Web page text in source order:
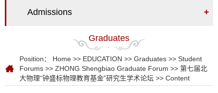
Admissions +
Graduates
Position： Home >> EDUCATION >> Graduates >> Student
Forums >> ZHONG Shengbiao Graduate Forum >> 第七届北
大物理“钟盛标物理教育基金”研究生学术论坛 >> Content